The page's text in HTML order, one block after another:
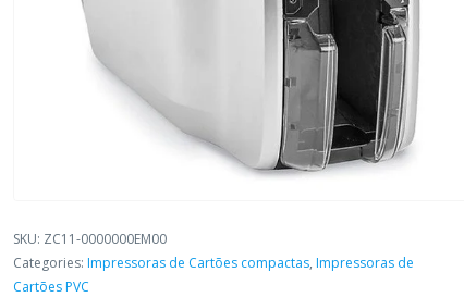
SKU: ZC11-0000000EM00
Categories: Impressoras de Cartões compactas, Impressoras de
Cartões PVC